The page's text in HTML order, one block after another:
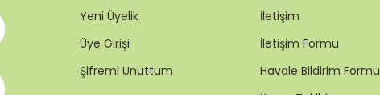
Yeni Üyelik
Üye Girişi
Şifremi Unuttum
İletişim
İletişim Formu
Havale Bildirim Formu